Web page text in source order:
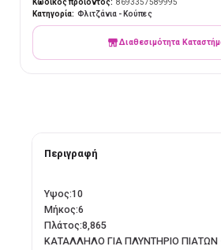
Κωδικός προϊόντος: 8693357589995
Κατηγορία: Φλιτζάνια - Κούπες
Διαθεσιμότητα
Περιγραφή
Υψος:10
Μήκος:6
Πλάτος:8,865
ΚΑΤΑΛΛΗΛΟ ΓΙΑ ΠΛΥΝΤΗΡΙΟ ΠΙΑΤΩΝ